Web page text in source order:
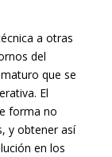
a otras
del
que se
El
forma no
y obtener así
en los